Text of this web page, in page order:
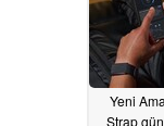
Yeni
Strap